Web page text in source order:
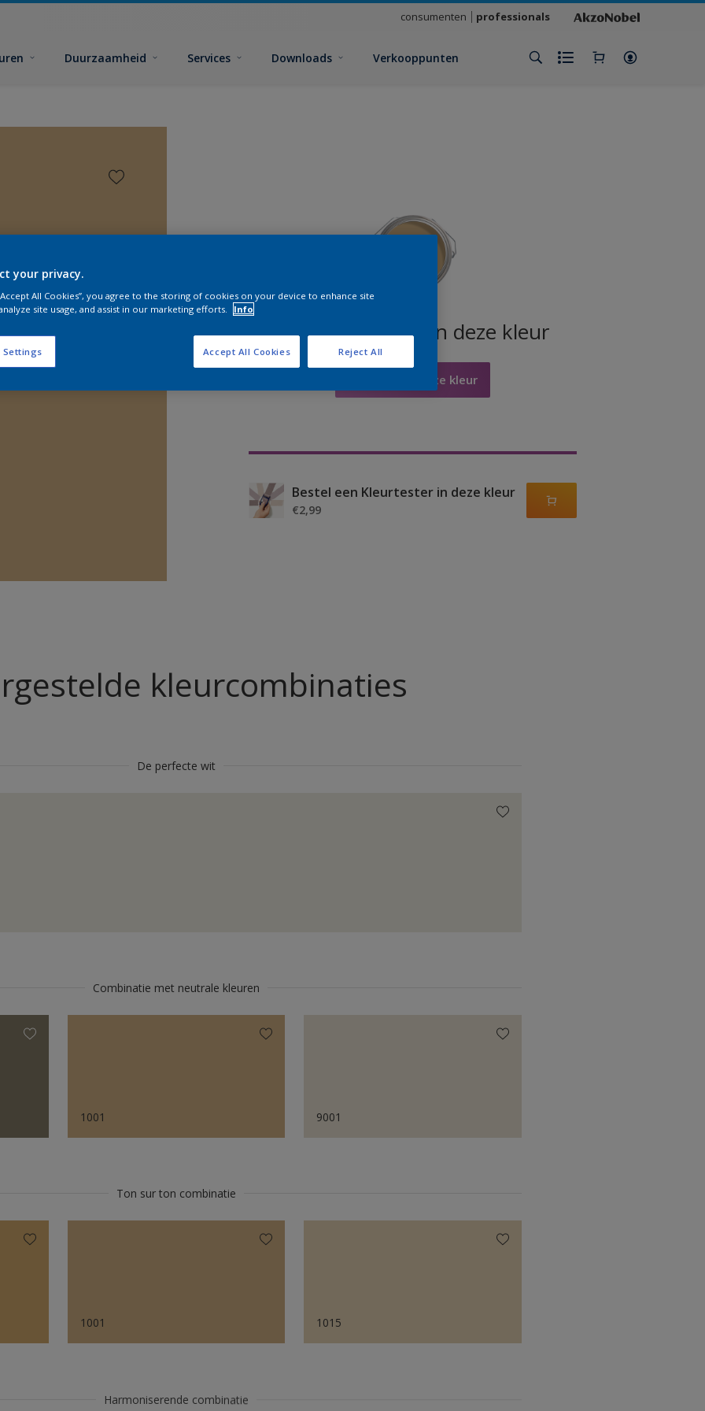
consumenten professionals
Duurzaamheid Services Downloads Verkooppunten
Zoek producten in deze kleur
Bestellen in deze kleur
Bestel een Kleurtester in deze kleur
€2,99
kleurcombinaties
De perfecte wit
Combinatie met neutrale kleuren
1001 9001
Ton sur ton combinatie
1001 1015
Harmoniserende combinatie
your privacy.
All Cookies”, you agree to the storing of cookies on your device to enhance site
site usage, and assist in our marketing efforts.
Info
Settings Reject All
Accept All Cookies